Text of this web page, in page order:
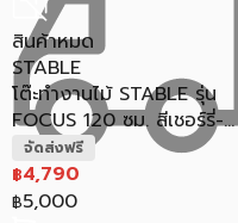
สินค้าหมด
STABLE
โต๊ะทำงานไม้ STABLE รุ่น
FOCUS 120 ซม. สีเชอร์รี่-...
จัดส่งฟรี
฿4,790
฿5,000